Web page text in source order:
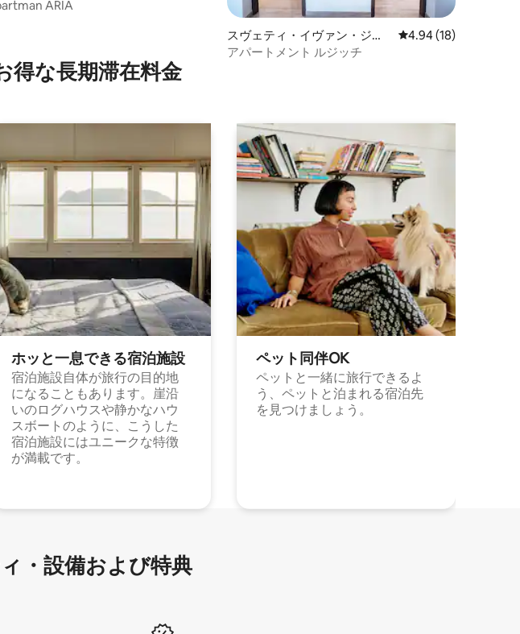
、5つ星中5つ星の平均評価
ARIA
スヴェティ・イヴァン・ジャ
ブノのマンション・アパート
レビュー18件、5つ
4.94 (18)
アパートメント ルジッチ
得⁠な長⁠期⁠滞⁠在料⁠金
ホッと一⁠息⁠で⁠き⁠る宿⁠泊施⁠設
宿泊施設自体が旅行の目的地
になることもあります。崖沿
いのログハウスや静かなハウ
スボートのように、こうした
宿泊施設にはユニークな特徴
が満載です。
ペット同⁠伴OK
ペットと一緒に旅行できるよ
う、ペットと泊まれる宿泊先
を見つけましょう。
・設⁠備⁠および特⁠典